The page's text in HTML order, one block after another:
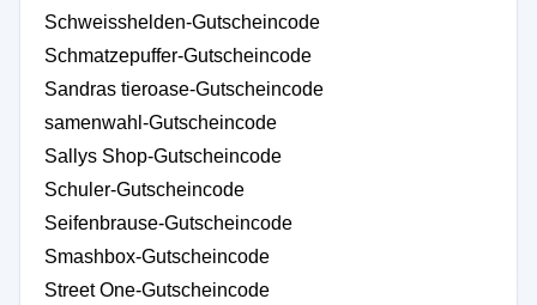
Schweisshelden-Gutscheincode
Schmatzepuffer-Gutscheincode
Sandras tieroase-Gutscheincode
samenwahl-Gutscheincode
Sallys Shop-Gutscheincode
Schuler-Gutscheincode
Seifenbrause-Gutscheincode
Smashbox-Gutscheincode
Street One-Gutscheincode